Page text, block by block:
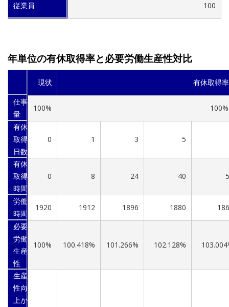
従業員 100
年単位の有休取得率と必要労働生産性対比
現状
有休取得
仕事
量
100%
100%
有休
取得
日数
0 1 3 5
有休
取得
時間
0 8 24 40
労働
時間
1920 1912 1896 1880
必要
労働
生産
性
100% 100.418% 101.266% 102.128%
生産
性向
上が